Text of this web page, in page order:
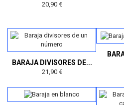
20,90 €
BARAJA DIVISORES DE...
21,90 €